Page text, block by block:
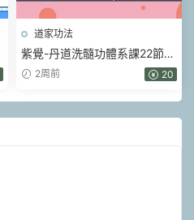
道家功法
紫覺-丹道洗髓功體系課22節視
頻課含帶練
2周前 20